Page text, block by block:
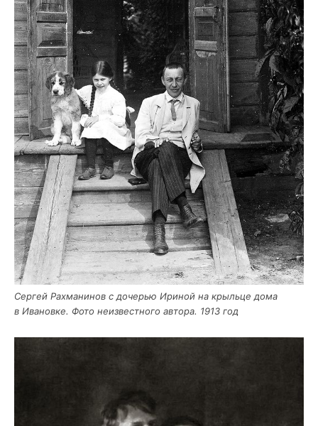
Сер­гей Рах­ма­ни­нов с доче­рью Ири­ной на крыль­це дома
в Ива­нов­ке. Фото неиз­вест­но­го авто­ра. 1913 год